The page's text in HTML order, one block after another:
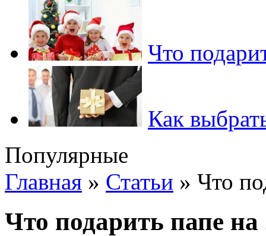
Что
Как
Популярные
Главная » Статьи » Что
Что подарить папе